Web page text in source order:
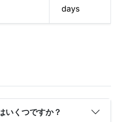
days
いくつですか？